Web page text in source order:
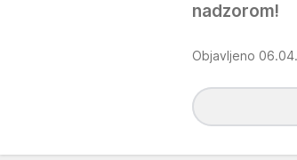
nadzorom!
Objavljeno